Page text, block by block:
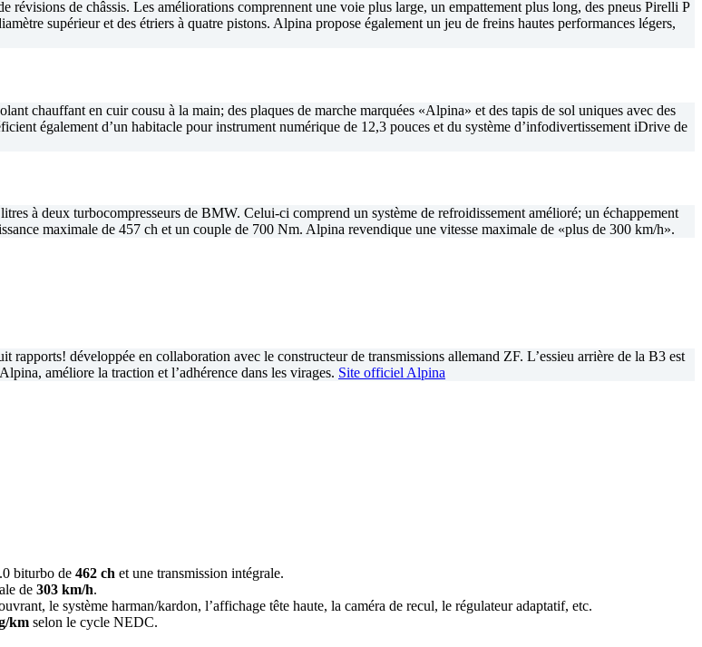
de châssis. Les améliorations comprennent une voie plus large, un empattement plus long, des pneus Pirelli P
supérieur et des étriers à quatre pistons. Alpina propose également un jeu de freins hautes performances légers,
chauffant en cuir cousu à la main; des plaques de marche marquées «Alpina» et des tapis de sol uniques avec des
également d’un habitacle pour instrument numérique de 12,3 pouces et du système d’infodivertissement iDrive de
à deux turbocompresseurs de BMW. Celui-ci comprend un système de refroidissement amélioré; un échappement
maximale de 457 ch et un couple de 700 Nm. Alpina revendique une vitesse maximale de «plus de 300 km/h».
développée en collaboration avec le constructeur de transmissions allemand ZF. L’essieu arrière de la B3 est
améliore la traction et l’adhérence dans les virages. Site officiel Alpina
biturbo de 462 ch et une transmission intégrale.
de 303 km/h.
le système harman/kardon, l’affichage tête haute, la caméra de recul, le régulateur adaptatif, etc.
km selon le cycle NEDC.